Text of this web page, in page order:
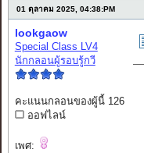
01 ตุลาคม 2025, 04:38:PM
lookgaow
Special Class LV4
นักกลอนผู้รอบรู้กวี
คะแนนกลอนของผู้นี้ 126
ออฟไลน์
เพศ: